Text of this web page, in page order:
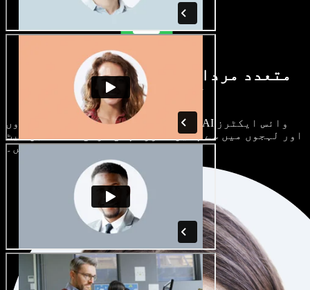
متعدد مردانہ و زنانہ آوازیں اور
لہجے دستیاب
ہر پروجیکٹ الگ ہوتا ہے۔ سینکڑوں AI وائس ایکٹرز
اور لہجوں میں سے چنیں، اور اپنی مرضی کے مطابق سیٹ
کریں۔